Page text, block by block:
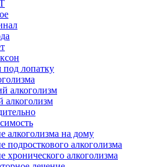
под лопатку
алкоголизм
алкоголизм
алкоголизма на дому
подросткового алкоголизма
хронического алкоголизма